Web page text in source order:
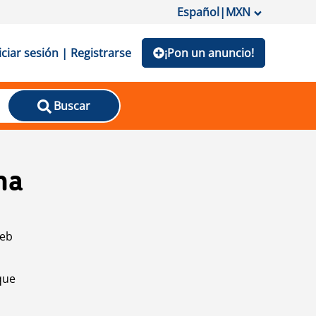
Español|MXN
sesión | Registrarse ¡Pon un anuncio!
Buscar